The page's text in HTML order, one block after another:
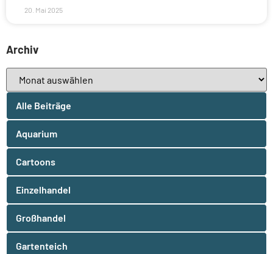
20. Mai 2025
Archiv
Alle Beiträge
Aquarium
Cartoons
Einzelhandel
Großhandel
Gartenteich